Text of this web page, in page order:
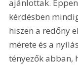
ajánlottak.
kérdésben
hiszen a redőny
mérete és a
tényezők abban,